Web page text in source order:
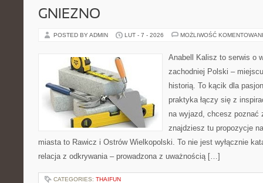
GNIEZNO
POSTED BY ADMIN LUT - 7 - 2026 MOŻLIWOŚĆ
Anabell Kalisz to serwis o
zachodniej Polski –
historią. To kącik dla
praktyka łączy się z
na wyjazd, chcesz poznać
znajdziesz tu propozycje
miasta to Rawicz i Ostrów Wielkopolski. To nie jest wyłącznie
relacja z odkrywania – prowadzona z uważnością […]
CATEGORIES: THAIFUN